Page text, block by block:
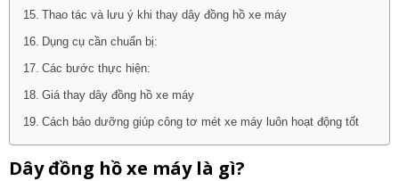
Thao tác và lưu ý khi thay dây đồng hồ xe máy
Dụng cụ cần chuẩn bị:
Các bước thực hiện:
Giá thay dây đồng hồ xe máy
Cách bảo dưỡng giúp công tơ mét xe máy luôn hoạt động tốt
Dây đồng hồ xe máy là gì?